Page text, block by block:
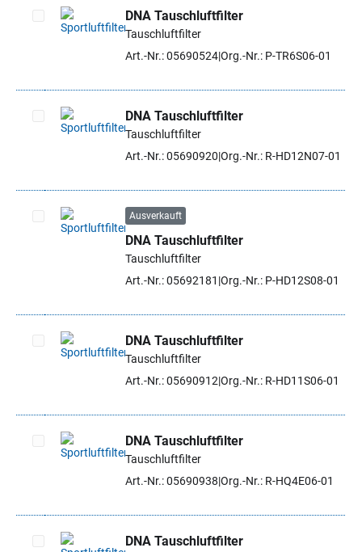
Artikel auswählen
DNA Tauschluftfilter
Tauschluftfilter
Art.-Nr.: 05690524Org.-Nr.: P-TR6S06-01
Artikel auswählen
DNA Tauschluftfilter
Tauschluftfilter
Art.-Nr.: 05690920 Org.-Nr.: R-HD12N07-01
Artikel auswählen
Ausverkauft
DNA Tauschluftfilter
Tauschluftfilter
Art.-Nr.: 05692181 Org.-Nr.: P-HD12S08-01
Artikel auswählen
DNA Tauschluftfilter
Tauschluftfilter
Art.-Nr.: 05690912 Org.-Nr.: R-HD11S06-01
Artikel auswählen
DNA Tauschluftfilter
Tauschluftfilter
Art.-Nr.: 05690938 Org.-Nr.: R-HQ4E06-01
DNA Tauschluftfilter